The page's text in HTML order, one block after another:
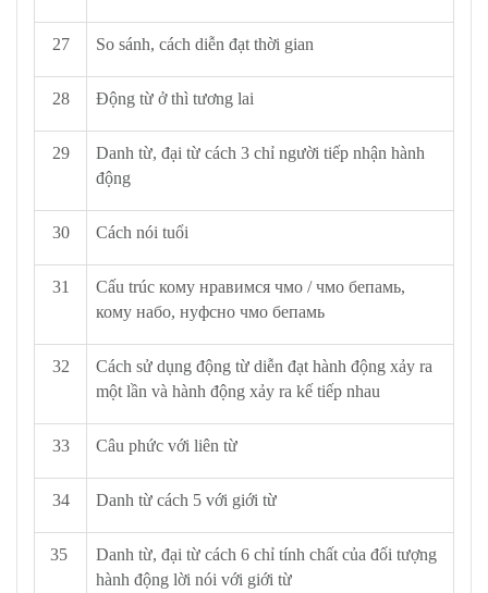
27 So sánh, cách diễn đạt thời gian
28 Động từ ở thì tương lai
29
Danh từ, đại từ cách 3 chỉ người tiếp nhận hành
động
30 Cách nói tuổi
31
Cấu trúc кому нравимся чмо / чмо бепамь,
кому набо, нуфсно чмо бепамь
32
Cách sử dụng động từ diễn đạt hành động xảy ra
một lần và hành động xảy ra kế tiếp nhau
33 Câu phức với liên từ
34 Danh từ cách 5 với giới từ
35
Danh từ, đại từ cách 6 chỉ tính chất của đối tượng
hành động lời nói với giới từ